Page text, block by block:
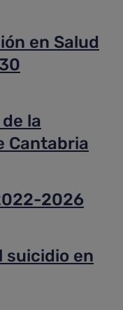
en Salud
la
Cantabria
2026
suicidio en